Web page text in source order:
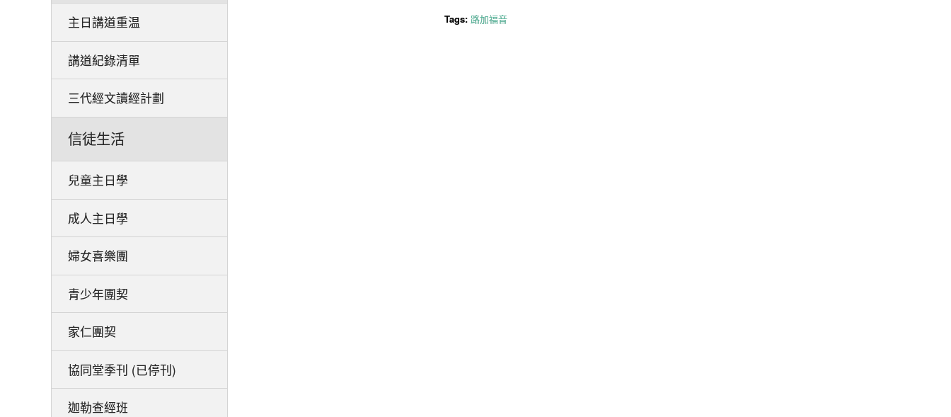
主日講道重温
講道紀錄清單
三代經文讀經計劃
信徒生活
兒童主日學
成人主日學
婦女喜樂團
青少年團契
家仁團契
協同堂季刊 (已停刊)
迦勒查經班
Tags: 路加福音